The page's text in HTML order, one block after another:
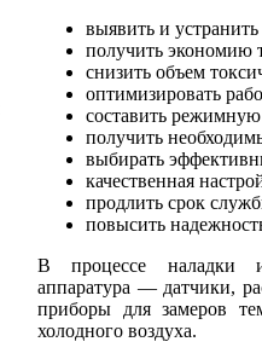
выявить и устранить
получить экономию
снизить объем
оптимизировать
составить режимную
получить
выбирать
качественная
продлить срок
повысить
В процессе наладки
аппаратура — датчики,
приборы для замеров
холодного воздуха.